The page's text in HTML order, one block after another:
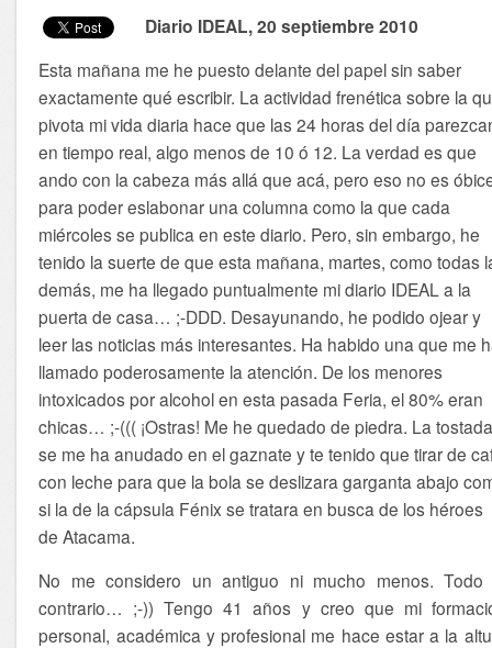
Diario IDEAL, 20 septiembre 2010
Esta mañana me he puesto delante del papel sin saber
exactamente qué escribir. La actividad frenética sobre la
pivota mi vida diaria hace que las 24 horas del día
en tiempo real, algo menos de 10 ó 12. La verdad es que
ando con la cabeza más allá que acá, pero eso no es
para poder eslabonar una columna como la que cada
miércoles se publica en este diario. Pero, sin embargo, he
tenido la suerte de que esta mañana, martes, como todas
demás, me ha llegado puntualmente mi diario IDEAL a la
puerta de casa… ;-DDD. Desayunando, he podido ojear y
leer las noticias más interesantes. Ha habido una que me
llamado poderosamente la atención. De los menores
intoxicados por alcohol en esta pasada Feria, el 80% eran
chicas… ;-((( ¡Ostras! Me he quedado de piedra. La
se me ha anudado en el gaznate y te tenido que tirar de
con leche para que la bola se deslizara garganta abajo
si la de la cápsula Fénix se tratara en busca de los héroes
de Atacama.
No me considero un antiguo ni mucho menos. Todo
contrario… ;-)) Tengo 41 años y creo que mi
personal, académica y profesional me hace estar a la